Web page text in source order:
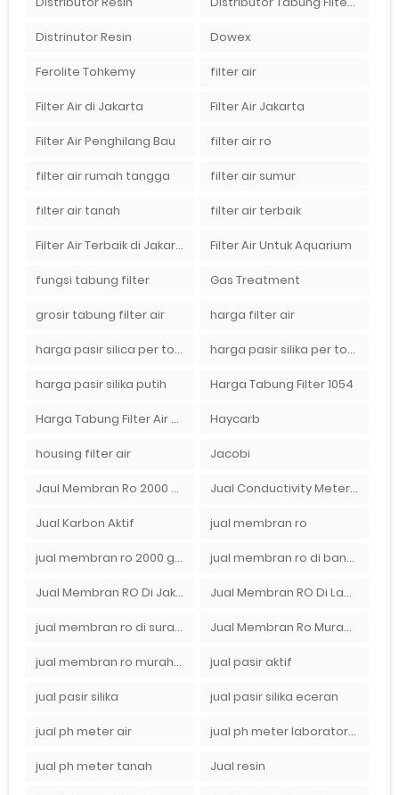
Distrinutor Resin Dowex
Ferolite Tohkemy filter air
Filter Air di Jakarta Filter Air Jakarta
Filter Air Penghilang Bau filter air ro
filter air rumah tangga filter air sumur
filter air tanah filter air terbaik
Filter Air Terbaik di Jakarta Filter Air Untuk Aquarium
fungsi tabung filter Gas Treatment
grosir tabung filter air harga filter air
harga pasir silica per ton per kg harga pasir silika per ton per kg
harga pasir silika putih Harga Tabung Filter 1054
Harga Tabung Filter Air Sumur Haycarb
housing filter air Jacobi
Jaul Membran Ro 2000 GPD Harga Murah Jual Conductivity Meter Lutron
Jual Karbon Aktif jual membran ro
jual membran ro 2000 gpd murah jual membran ro di bandung
Jual Membran RO Di Jakarta Selatan Jual Membran RO Di Lampung
jual membran ro di surabaya Jual Membran Ro Murah : 082140002080
jual membran ro murah surabaya jual pasir aktif
jual pasir silika jual pasir silika eceran
jual ph meter air jual ph meter laboratorium
jual ph meter tanah Jual resin